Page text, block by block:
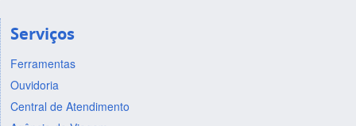
Serviços
Ferramentas
Ouvidoria
Central de Atendimento